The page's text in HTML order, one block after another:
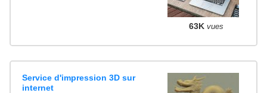
63K vues
Service d'impression 3D sur
internet